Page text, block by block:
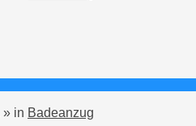
» in Badeanzug